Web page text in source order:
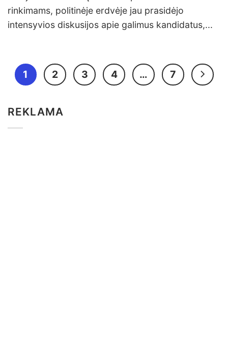
rinkimams, politinėje erdvėje jau prasidėjo
intensyvios diskusijos apie galimus kandidatus,...
1 2 3 4 … 7
REKLAMA